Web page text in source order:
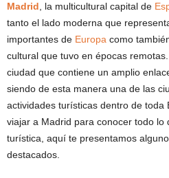
Madrid , la multicultural capital de
tanto el lado moderna que
importantes de Europa como
cultural que tuvo en épocas
ciudad que contiene un amplio
siendo de esta manera una de las
actividades turísticas dentro de toda
viajar a Madrid para conocer todo lo
turística, aquí te presentamos
destacados.